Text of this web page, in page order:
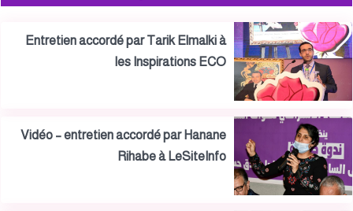
Entretien accordé par Tarik Elmalki à
les Inspirations ECO
Vidéo – entretien accordé par Hanane
Rihabe à LeSiteInfo